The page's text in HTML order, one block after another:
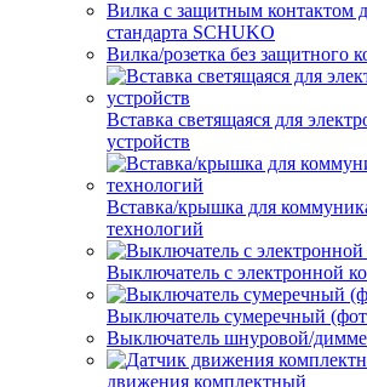
Вилка с защитным контактом
стандарта SCHUKO
Вилка/розетка без защитного
Вставка светящаяся для
устройств
Вставка/крышка для
технологий
Выключатель с электронной
Выключатель сумеречный
Выключатель шнуровой/
движения комплектный